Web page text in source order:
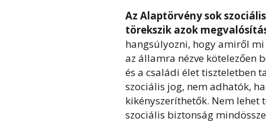
Az Alaptörvény sok
törekszik azok
hangsúlyozni, hogy amiről
az államra nézve kötelezően
és a családi élet tiszteletben
szociális jog, nem adhatók,
kikényszeríthetők. Nem lehet
szociális biztonság